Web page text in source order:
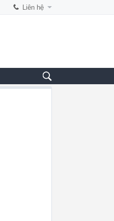
Liên hệ